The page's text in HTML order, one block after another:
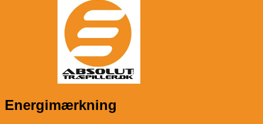
Energimærkning